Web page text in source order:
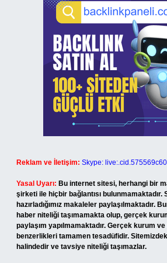
Reklam ve İletişim: Skype:
Yasal Uyarı: Bu internet sitesi, herhangi bir
şirketi ile hiçbir bağlantısı bulunmamaktadır.
hazırladığımız makaleler paylaşılmaktadır.
haber niteliği taşımamakta olup, gerçek
paylaşım yapılmamaktadır. Gerçek kurum
benzerlikleri tamamen tesadüfidir.
halindedir ve tavsiye niteliği taşımazlar.